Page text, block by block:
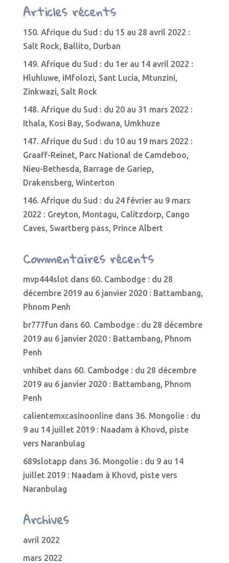
Articles récents
150. Afrique du Sud : du 15 au 28 avril 2022 :
Salt Rock, Ballito, Durban
149. Afrique du Sud : du 1er au 14 avril 2022 :
Hluhluwe, iMfolozi, Sant Lucia, Mtunzini,
Zinkwazi, Salt Rock
148. Afrique du Sud : du 20 au 31 mars 2022 :
Ithala, Kosi Bay, Sodwana, Umkhuze
147. Afrique du Sud : du 10 au 19 mars 2022 :
Graaff-Reinet, Parc National de Camdeboo,
Nieu-Bethesda, Barrage de Gariep,
Drakensberg, Winterton
146. Afrique du Sud : du 24 février au 9 mars
2022 : Greyton, Montagu, Calitzdorp, Cango
Caves, Swartberg pass, Prince Albert
Commentaires récents
mvp444slot dans 60. Cambodge : du 28
décembre 2019 au 6 janvier 2020 : Battambang,
Phnom Penh
br777fun dans 60. Cambodge : du 28 décembre
2019 au 6 janvier 2020 : Battambang, Phnom
Penh
vnhibet dans 60. Cambodge : du 28 décembre
2019 au 6 janvier 2020 : Battambang, Phnom
Penh
calientemxcasinoonlinedans 36. Mongolie : du
9 au 14 juillet 2019 : Naadam à Khovd, piste
vers Naranbulag
689slotapp dans 36. Mongolie : du 9 au 14
juillet 2019 : Naadam à Khovd, piste vers
Naranbulag
Archives
avril 2022
mars 2022